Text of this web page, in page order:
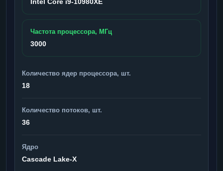
Частота процессора, МГц
3000
Количество ядер процессора, шт.
18
Количество потоков, шт.
36
Ядро
Cascade Lake-X